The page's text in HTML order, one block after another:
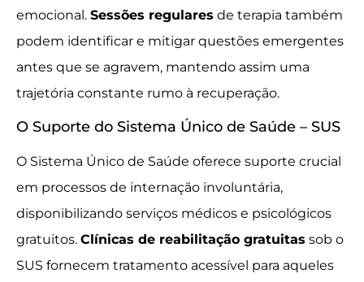
emocional. Sessões regulares de terapia também
podem identificar e mitigar questões emergentes
antes que se agravem, mantendo assim uma
trajetória constante rumo à recuperação.
O Suporte do Sistema Único de Saúde – SUS
O Sistema Único de Saúde oferece suporte crucial
em processos de internação involuntária,
disponibilizando serviços médicos e psicológicos
gratuitos. Clínicas de reabilitação gratuitas sob o
SUS fornecem tratamento acessível para aqueles